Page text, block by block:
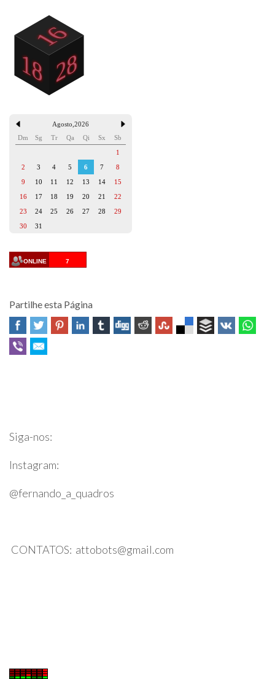
Agosto 2026
Dm
Sg Tr Qa Qi Sx
Sb
1
2
3 4 5 6 7
8
9
10 11 12 13 14
15
16
17 18 19 20 21
22
23
24 25 26 27 28
29
30
31
ONLINE 7
Partilhe esta Página
Siga-nos:
Instagram:
@fernando_a_quadros
CONTATOS: attobots@gmail.com